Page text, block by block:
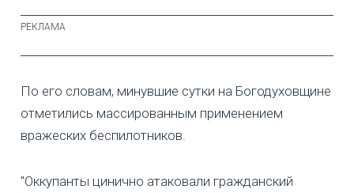
По его словам, минувшие сутки на Богодуховщине
отметились массированным применением
вражеских беспилотников.
"Оккупанты цинично атаковали гражданский